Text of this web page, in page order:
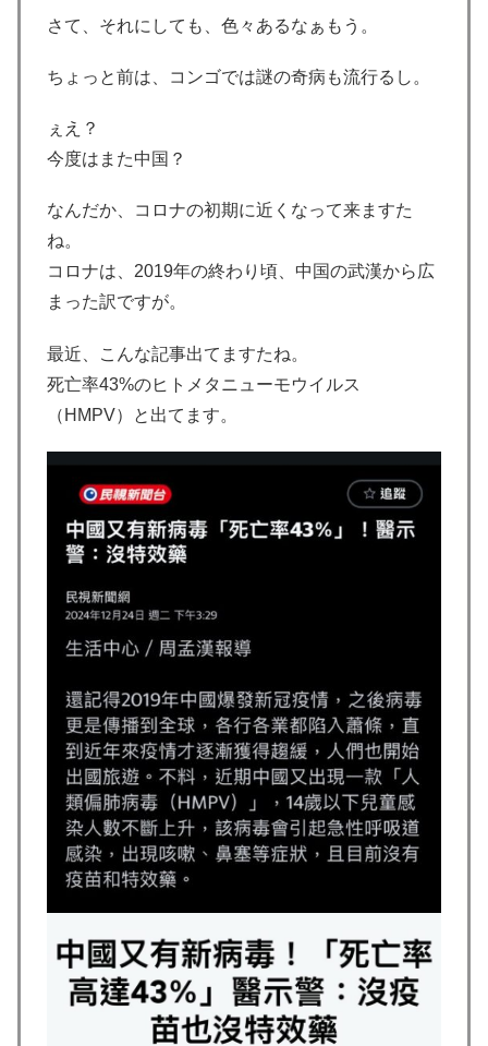
さて、それにしても、色々あるなぁもう。
ちょっと前は、コンゴでは謎の奇病も流行るし。
ぇえ？
今度はまた中国？
なんだか、コロナの初期に近くなって来ますた
ね。
コロナは、2019年の終わり頃、中国の武漢から広
まった訳ですが。
最近、こんな記事出てますたね。
死亡率43%のヒトメタニューモウイルス
（HMPV）と出てます。